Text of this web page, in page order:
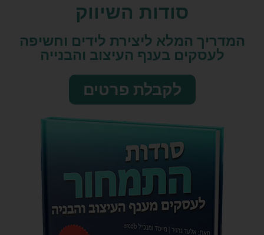
סודות השיווק​
המדריך המלא ליצירת לידים וחשיפה
לעסקים בענף העיצוב והבנייה
לקבלת פרטים